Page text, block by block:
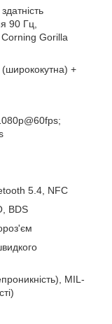
90 Гц,
Corning Gorilla
+
5.4, NFC
BDS
MIL-